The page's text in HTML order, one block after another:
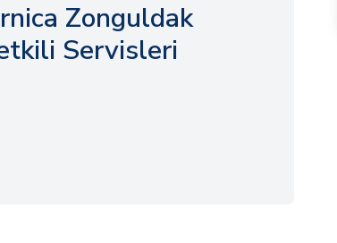
Zonguldak
Servisleri